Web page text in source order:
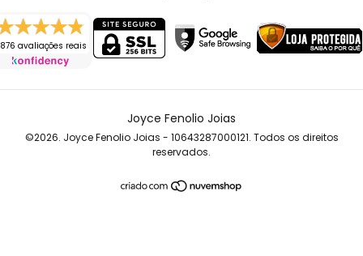
avaliações reais
Joyce Fenolio Joias
©2026. Joyce Fenolio Joias - 10643287000121. Todos os direitos
reservados.